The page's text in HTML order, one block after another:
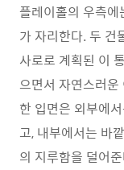
플레이홀의 우측
가 자리한다. 두 건
사로로 계획된 이
으면서 자연스러
한 입면은 외부에
고, 내부에서는 바
의 지루함을 덜어